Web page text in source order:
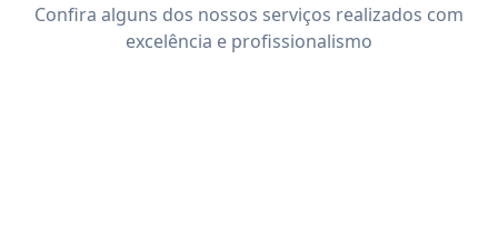
Confira alguns dos nossos serviços realizados com
excelência e profissionalismo